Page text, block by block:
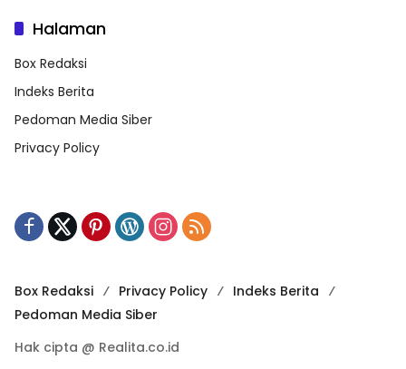
Halaman
Box Redaksi
Indeks Berita
Pedoman Media Siber
Privacy Policy
Box Redaksi Privacy Policy
Indeks Berita
Pedoman Media Siber
Hak cipta @ Realita.co.id